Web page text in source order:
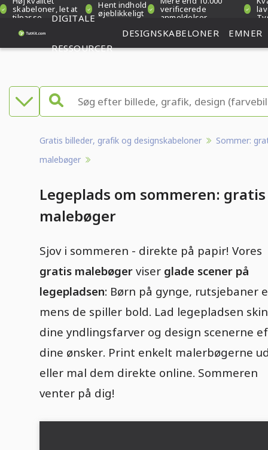
skabeloner, let at
tilpasse
Hent indhold
øjeblikkeligt verificerede
anmeldelser
DIGITALE
RESSOURCER
DESIGNSKABELONER EMNER
Gratis billeder, grafik og designskabeloner
Sommer:
malebøger
Legeplads om sommeren: gratis
malebøger
Sjov i sommeren - direkte på papir! Vores
gratis malebøger viser glade scener på
legepladsen: Børn på gynge, rutsjebaner
mens de spiller bold. Lad legepladsen
dine yndlingsfarver og design scenerne
dine ønsker. Print enkelt malerbøgerne
eller mal dem direkte online. Sommeren
venter på dig!